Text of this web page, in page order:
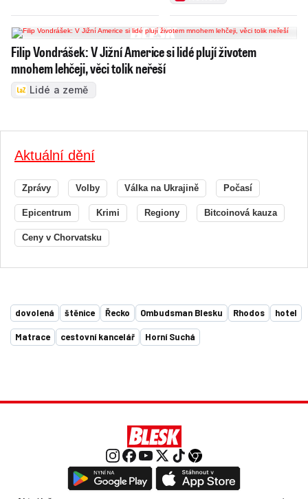
Filip Vondrášek: V Jižní Americe si lidé plují životem
mnohem lehčeji, věci tolik neřeší
Lidé a země
Aktuální dění
Zprávy Volby Válka na Ukrajině Počasí
Epicentrum Krimi Regiony Bitcoinová kauza
Ceny v Chorvatsku
dovolená štěnice Řecko Ombudsman Blesku Rhodos hotel
Matrace cestovní kancelář Horní Suchá